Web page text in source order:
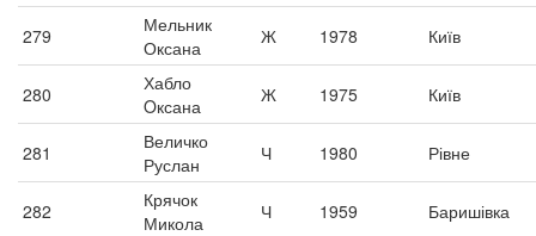
279
Мельник
Оксана
Ж 1978 Київ
280
Хабло
Oксана
Ж 1975 Київ
281
Величко
Руслан
Ч 1980 Рівне
282
Крячок
Микола
Ч 1959 Баришівка